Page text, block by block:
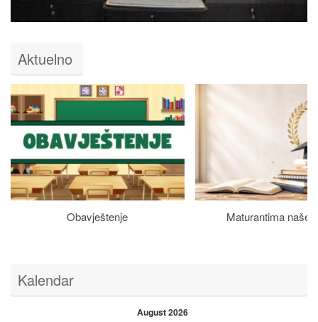
Aktuelno
Obavještenje Maturantima naše
Kalendar
August 2026